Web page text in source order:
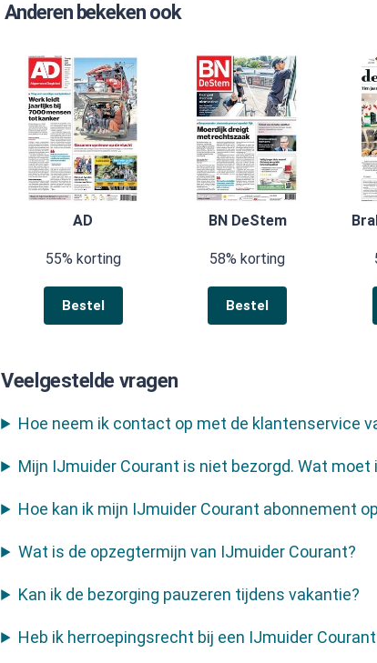
Anderen bekeken ook
AD
55% korting
Bestel
BN DeStem
58% korting
Bestel
Veelgestelde vragen
Hoe neem ik contact op met de klantenservice
Mijn IJmuider Courant is niet bezorgd. Wat moet
Hoe kan ik mijn IJmuider Courant abonnement
Wat is de opzegtermijn van IJmuider Courant?
Kan ik de bezorging pauzeren tijdens vakantie?
Heb ik herroepingsrecht bij een IJmuider